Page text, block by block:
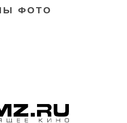
ФОТО